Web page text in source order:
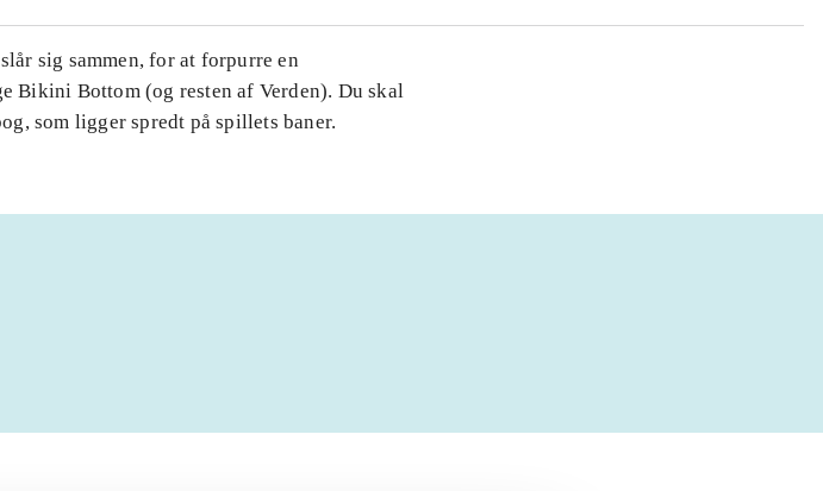
sig sammen, for at forpurre en
Bikini Bottom (og resten af Verden). Du skal
som ligger spredt på spillets baner.